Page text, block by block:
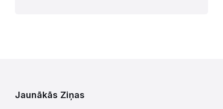
Jaunākās Ziņas